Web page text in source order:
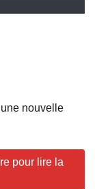
nouvelle
pour lire la